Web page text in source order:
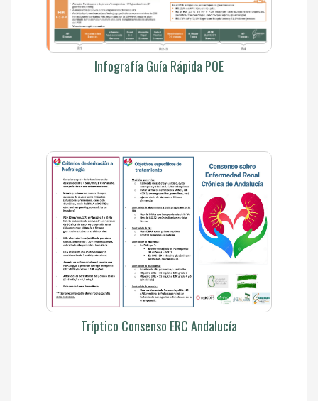
Infografía Guía Rápida POE
Tríptico Consenso ERC Andalucía